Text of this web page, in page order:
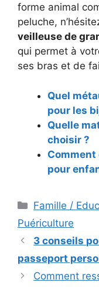
forme animal
peluche,
veilleuse de
qui permet à
ses bras et de
Quel
pour les
Quelle
choisir ?
pour
Catégories
Famille /
Puériculture
Navigation
articles
3 conseils
passeport
Comment